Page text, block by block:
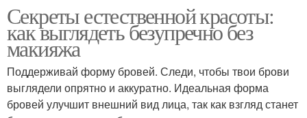
Секреты естественной красоты:
как выглядеть безупречно без
макияжа
Поддерживай форму бровей. Следи, чтобы твои брови
выглядели опрятно и аккуратно. Идеальная форма
бровей улучшит внешний вид лица, так как взгляд станет